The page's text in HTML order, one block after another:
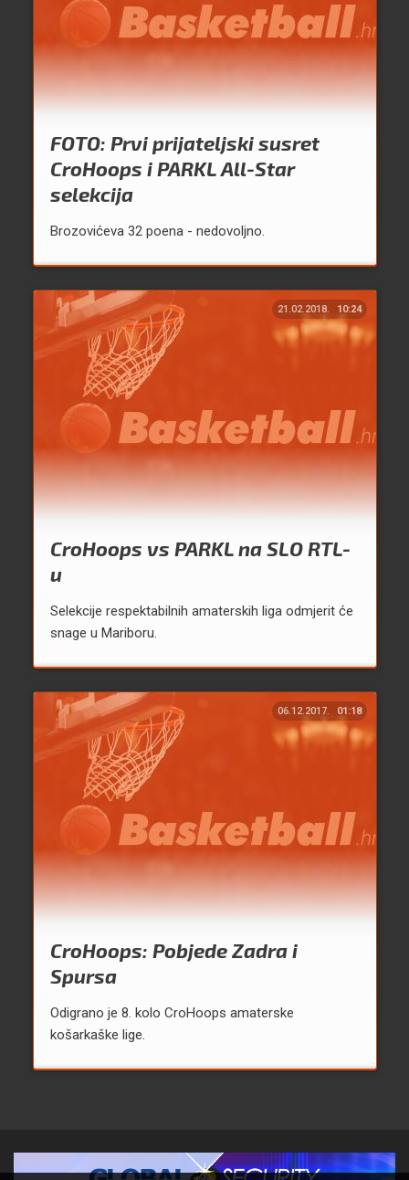
FOTO: Prvi prijateljski susret
CroHoops i PARKL All-Star
selekcija
Brozovićeva 32 poena - nedovoljno.
21.02.2018. 10:24
CroHoops vs PARKL na SLO RTL-
u
Selekcije respektabilnih amaterskih liga odmjerit će
snage u Mariboru.
06.12.2017. 01:18
CroHoops: Pobjede Zadra i
Spursa
Odigrano je 8. kolo CroHoops amaterske
košarkaške lige.